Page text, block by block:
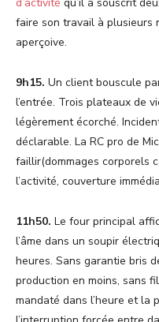
faire son travail à plusieurs
aperçoive.
9h15. Un client bouscule
l’entrée. Trois plateaux de
légèrement écorché.
déclarable. La RC pro de
faillir(dommages corporels
l’activité, couverture
11h50. Le four principal
l’âme dans un soupir
heures. Sans garantie bris
production en moins, sans
mandaté dans l’heure et la